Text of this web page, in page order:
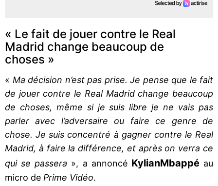
« Le fait de jouer contre le Real
Madrid change beaucoup de
choses »
« Ma décision n’est pas prise. Je pense que le fait
de jouer contre le Real Madrid change beaucoup
de choses, même si je suis libre je ne vais pas
parler avec l’adversaire ou faire ce genre de
chose. Je suis concentré à gagner contre le Real
Madrid, à faire la différence, et après on verra ce
qui se passera », a annoncé KylianMbappéau
micro de Prime Vidéo.